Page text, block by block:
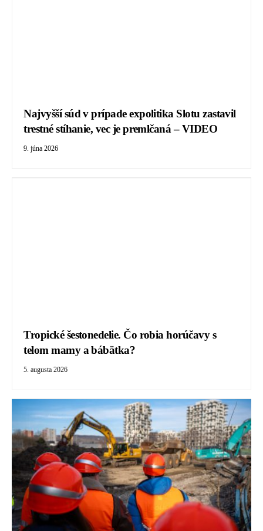
Najvyšší súd v prípade expolitika Slotu zastavil
trestné stíhanie, vec je premlčaná – VIDEO
9. júna 2026
Tropické šestonedelie. Čo robia horúčavy s
telom mamy a bábätka?
5. augusta 2026